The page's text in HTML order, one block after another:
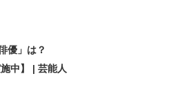
優」は？
中】 | 芸能人